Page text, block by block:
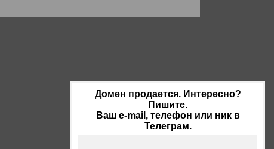
Домен продается. Интересно?
Пишите.
Ваш e-mail, телефон или ник в
Телеграм.